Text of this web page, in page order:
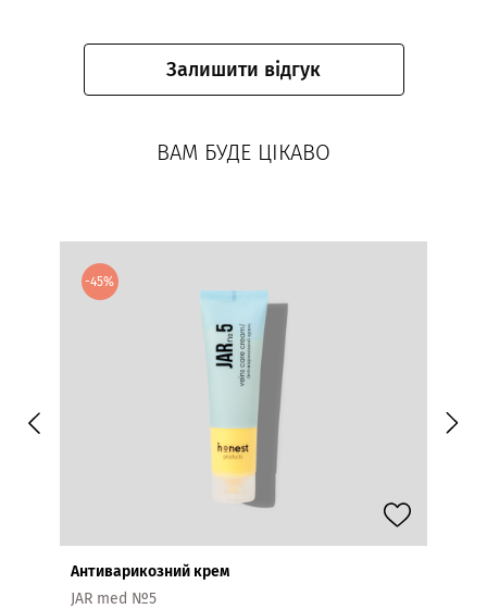
Залишити відгук
ВАМ БУДЕ ЦІКАВО
-45%
Антиварикозний крем
JAR med №5